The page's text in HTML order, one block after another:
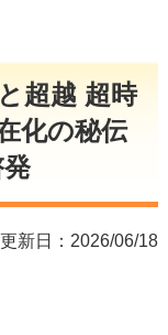
超越 超時
化の秘伝
更新日：2026/06/18